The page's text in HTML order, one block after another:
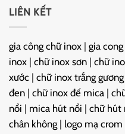
LIÊN KẾT
gia công chữ inox | gia
inox | chữ inox sơn | chữ
xước | chữ inox trắng gương
đen | chữ inox đế mica |
nổi | mica hút nổi | chữ hút
chân không | logo mạ crom